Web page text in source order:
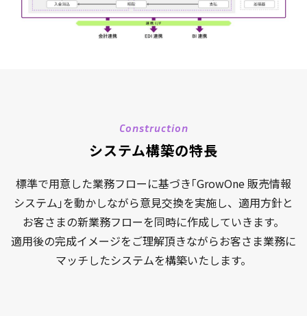
Construction
システム構築の特長
標準で用意した業務フローに基づき｢GrowOne 販売情報
システム｣を動かしながら意見交換を実施し、 適用方針と
お客さまの新業務フローを同時に作成していきます。
適用後の完成イメージをご理解頂きながらお客さま業務に
マッチしたシステムを構築いたします。